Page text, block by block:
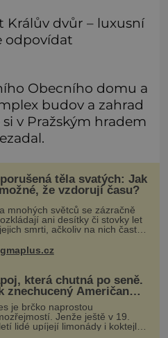
Králův dvůr – luxusní
odpovídat
Obecního domu a
budov a zahrad
v Pražským hradem
těla svatých: Jak
že vzdorují času?
mnohých světců se zázračně
ani desítky či stovky let
smrti, ačkoliv na nich často
pokusy o konzervaci.
ostatky bývají považo
která chutná po seně.
znechucený Američan
brčko
je brčko naprostou
Jenže ještě v 19.
lidé upíjejí limonády i koktejly